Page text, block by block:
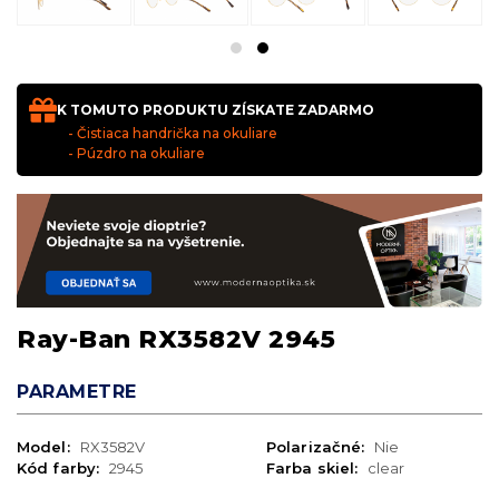
K TOMUTO PRODUKTU ZÍSKATE ZADARMO
- Čistiaca handrička na okuliare
- Púzdro na okuliare
Ray-Ban RX3582V 2945
PARAMETRE
Model:
RX3582V
Kód farby: 2945
Polarizačné:
Nie
Farba skiel:
clear